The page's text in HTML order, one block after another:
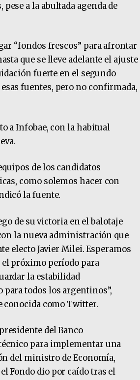
a la abultada agenda de
“fondos frescos” para afrontar
que se lleve adelante el ajuste
fuerte en el segundo
fuentes, pero no confirmada,
a Infobae, con la habitual
de los candidatos
como solemos hacer con
la fuente.
de su victoria en el balotaje
la nueva administración que
electo Javier Milei. Esperamos
próximo período para
la estabilidad
todos los argentinos”,
conocida como Twitter.
del Banco
para implementar una
del ministro de Economía,
Fondo dio por caído tras el